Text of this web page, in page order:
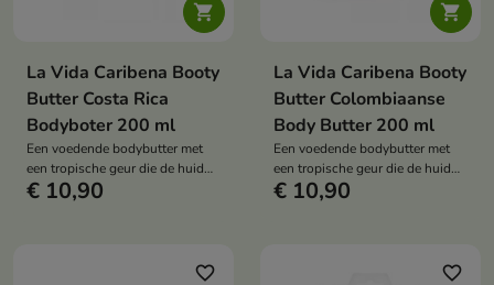

La Vida Caribena Booty
Butter Costa Rica
Bodyboter 200 ml
Een voedende bodybutter met
een tropische geur die de huid
intensief hydrateert, gladmaakt
€ 10,90

La Vida Caribena Booty
Butter Colombiaanse
Body Butter 200 ml
Een voedende bodybutter met
een tropische geur die de huid
gladder maakt, zachter laat
€ 10,90
favorite_border favorite_border